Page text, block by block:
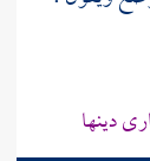
دينها